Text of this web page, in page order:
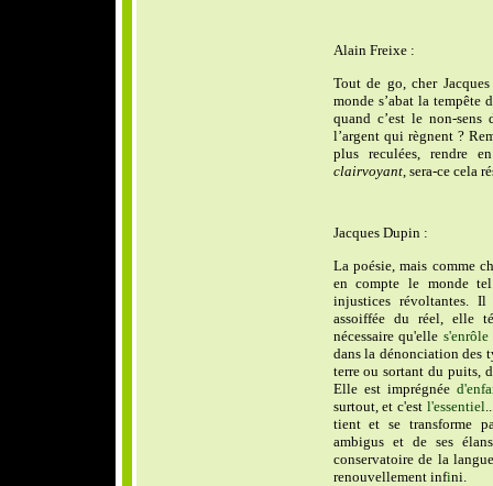
Alain Freixe :
Tout de go, cher
monde s’abat la tempête
quand c’est le non-
l’argent qui règnent ?
plus reculées, rendre
clairvoyant, sera-ce cela
Jacques Dupin :
La poésie, mais comme
en compte le monde
injustices révoltantes.
assoiffée du réel, elle
nécessaire qu'elle s'enrôle
dans la dénonciation des
terre ou sortant du puits,
Elle est imprégnée
surtout, et c'estl'essentiel
tient et se transforme
ambigus et de ses
conservatoire de la
renouvellement infini.